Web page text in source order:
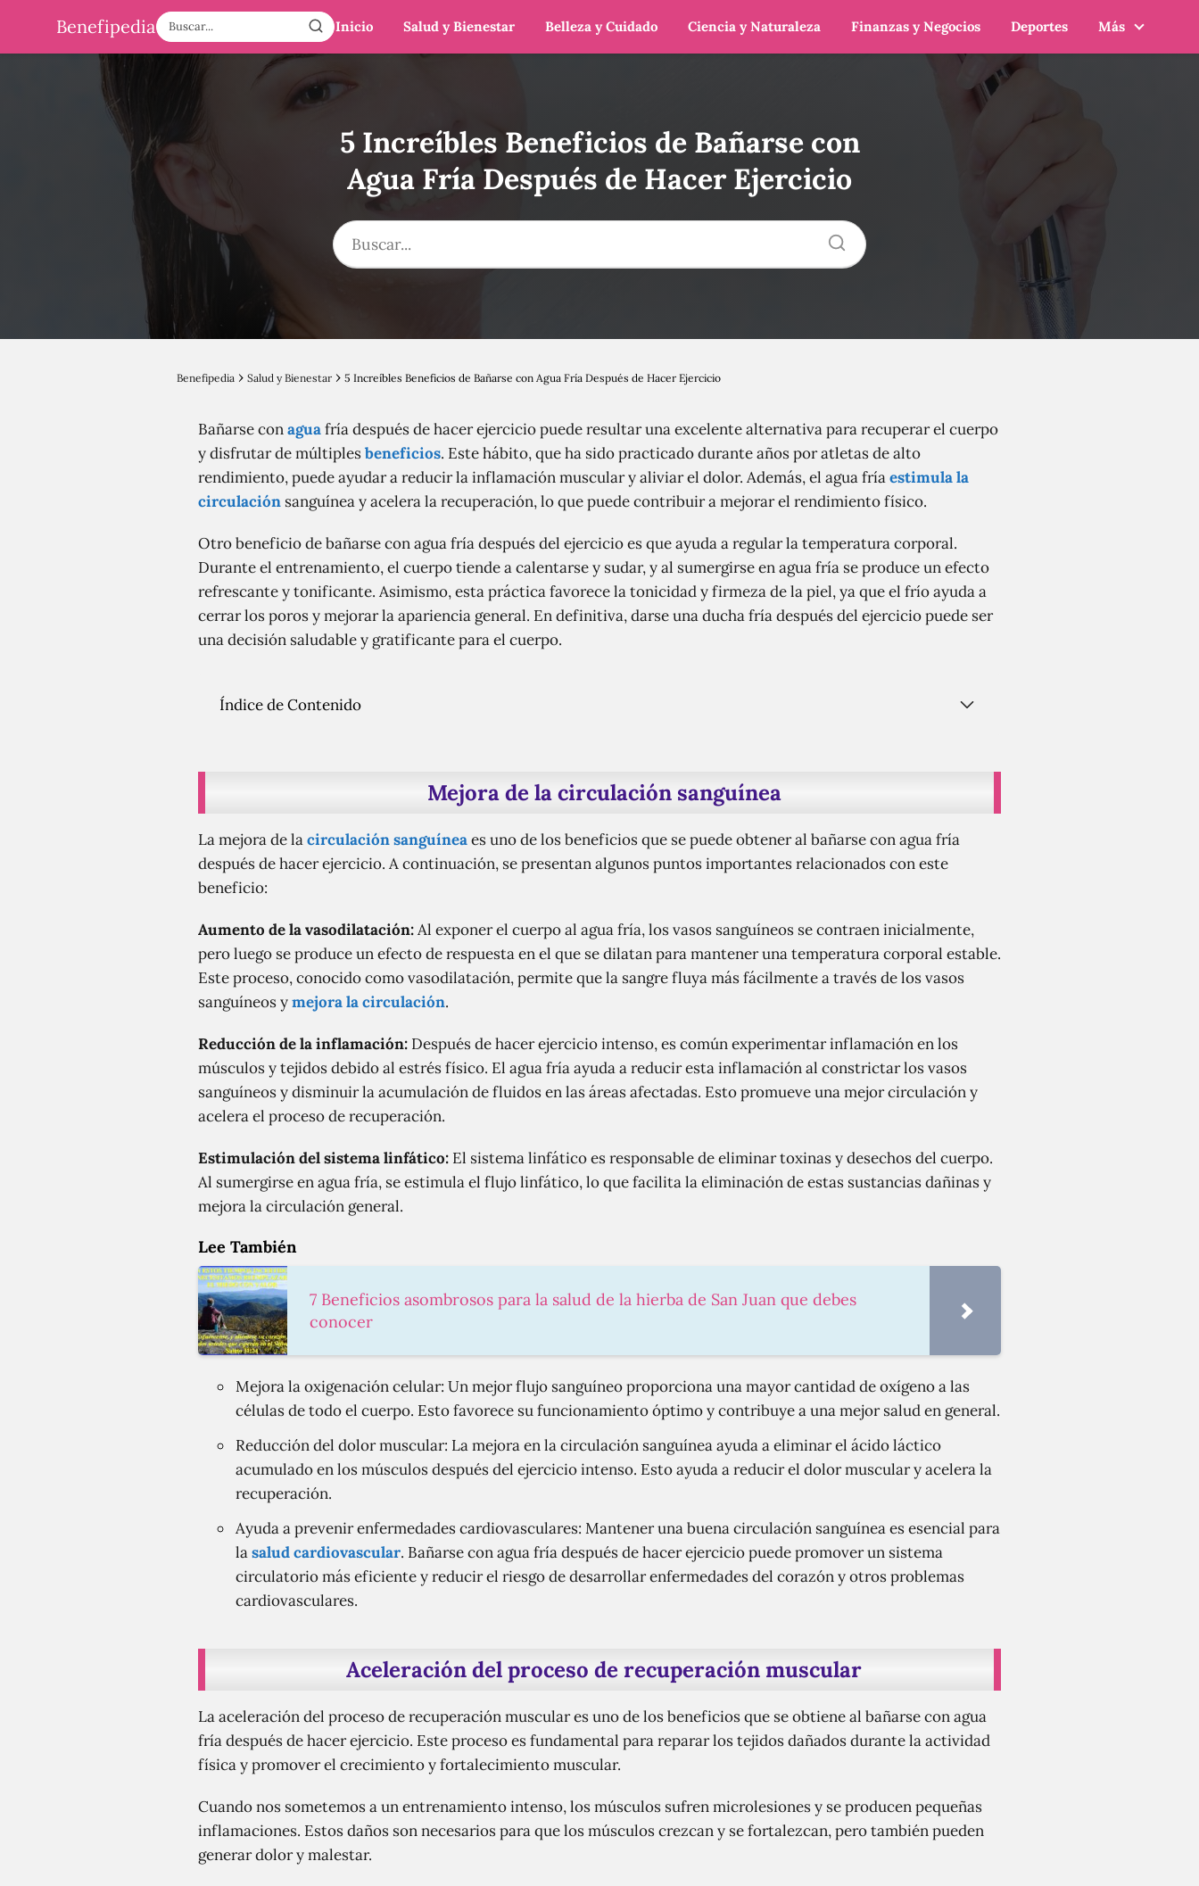
Benefipedia Inicio Salud y Bienestar Belleza y Cuidado Ciencia y Naturaleza Finanzas y Negocios Deportes Más
5 Increíbles Beneficios de Bañarse con
Agua Fría Después de Hacer Ejercicio
Benefipedia Salud y Bienestar 5 Increíbles Beneficios de Bañarse con Agua Fría Después de Hacer Ejercicio
Bañarse conaguafría después de hacer ejercicio puede resultar una excelente alternativa para recuperar el cuerpo
y disfrutar de múltiplesbeneficios. Este hábito, que ha sido practicado durante años por atletas de alto
rendimiento, puede ayudar a reducir la inflamación muscular y aliviar el dolor. Además, el agua fríaestimula la
circulación sanguínea y acelera la recuperación, lo que puede contribuir a mejorar el rendimiento físico.
Otro beneficio de bañarse con agua fría después del ejercicio es que ayuda a regular la temperatura corporal.
Durante el entrenamiento, el cuerpo tiende a calentarse y sudar, y al sumergirse en agua fría se produce un efecto
refrescante y tonificante. Asimismo, esta práctica favorece la tonicidad y firmeza de la piel, ya que el frío ayuda a
cerrar los poros y mejorar la apariencia general. En definitiva, darse una ducha fría después del ejercicio puede ser
una decisión saludable y gratificante para el cuerpo.
Índice de Contenido
Mejora de la circulación sanguínea
La mejora de lacirculación sanguíneaes uno de los beneficios que se puede obtener al bañarse con agua fría
después de hacer ejercicio. A continuación, se presentan algunos puntos importantes relacionados con este
beneficio:
Aumento de la vasodilatación:Al exponer el cuerpo al agua fría, los vasos sanguíneos se contraen inicialmente,
pero luego se produce un efecto de respuesta en el que se dilatan para mantener una temperatura corporal estable.
Este proceso, conocido como vasodilatación, permite que la sangre fluya más fácilmente a través de los vasos
sanguíneos ymejora la circulación.
Reducción de la inflamación: Después de hacer ejercicio intenso, es común experimentar inflamación en los
músculos y tejidos debido al estrés físico. El agua fría ayuda a reducir esta inflamación al constrictar los vasos
sanguíneos y disminuir la acumulación de fluidos en las áreas afectadas. Esto promueve una mejor circulación y
acelera el proceso de recuperación.
Estimulación del sistema linfático: El sistema linfático es responsable de eliminar toxinas y desechos del cuerpo.
Al sumergirse en agua fría, se estimula el flujo linfático, lo que facilita la eliminación de estas sustancias dañinas y
mejora la circulación general.
Lee También
7 Beneficios asombrosos para la salud de la hierba de San Juan que debes
conocer
Mejora la oxigenación celular: Un mejor flujo sanguíneo proporciona una mayor cantidad de oxígeno a las
células de todo el cuerpo. Esto favorece su funcionamiento óptimo y contribuye a una mejor salud en general.
Reducción del dolor muscular: La mejora en la circulación sanguínea ayuda a eliminar el ácido láctico
acumulado en los músculos después del ejercicio intenso. Esto ayuda a reducir el dolor muscular y acelera la
recuperación.
Ayuda a prevenir enfermedades cardiovasculares: Mantener una buena circulación sanguínea es esencial para
lasalud cardiovascular. Bañarse con agua fría después de hacer ejercicio puede promover un sistema
circulatorio más eficiente y reducir el riesgo de desarrollar enfermedades del corazón y otros problemas
cardiovasculares.
Aceleración del proceso de recuperación muscular
La aceleración del proceso de recuperación muscular es uno de los beneficios que se obtiene al bañarse con agua
fría después de hacer ejercicio. Este proceso es fundamental para reparar los tejidos dañados durante la actividad
física y promover el crecimiento y fortalecimiento muscular.
Cuando nos sometemos a un entrenamiento intenso, los músculos sufren microlesiones y se producen pequeñas
inflamaciones. Estos daños son necesarios para que los músculos crezcan y se fortalezcan, pero también pueden
generar dolor y malestar.